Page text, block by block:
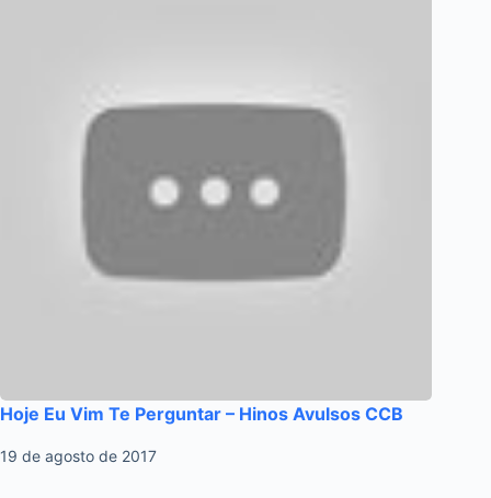
Hoje Eu Vim Te Perguntar – Hinos Avulsos CCB
19 de agosto de 2017